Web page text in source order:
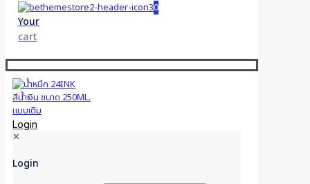
0
Your
cart
Login
✕
Login